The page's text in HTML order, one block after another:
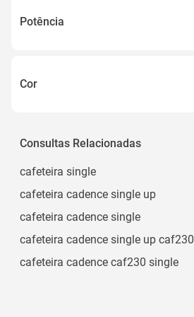
Até 4 Xícaras
Potência
Cor
Preto e Vermelho
Consultas Relacionadas
cafeteira single
cafeteira cadence single up
cafeteira cadence single
cafeteira cadence single up caf230
cafeteira cadence caf230 single